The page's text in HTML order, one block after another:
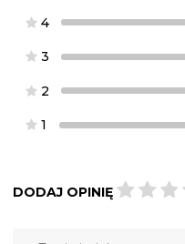
4
3
2
1
DODAJ OPINIĘ